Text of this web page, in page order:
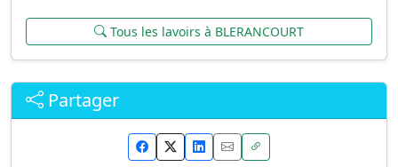
Tous les lavoirs à BLERANCOURT
Partager